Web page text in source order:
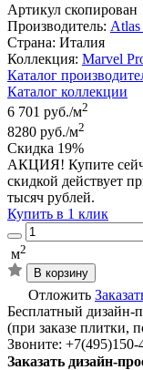
Артикул скопирован
Производитель:
Страна: Италия
Коллекция: Marvel
Каталог
Каталог коллекции
6 701 руб./м2
8280 руб./м2
Скидка 19%
АКЦИЯ! Купите
скидкой действует
тысяч рублей.
Купить в 1 клик
м2
В корзину
Отложить
Бесплатный дизайн-
(при заказе плитки,
Звоните: +7(495)150-
Заказать дизайн-